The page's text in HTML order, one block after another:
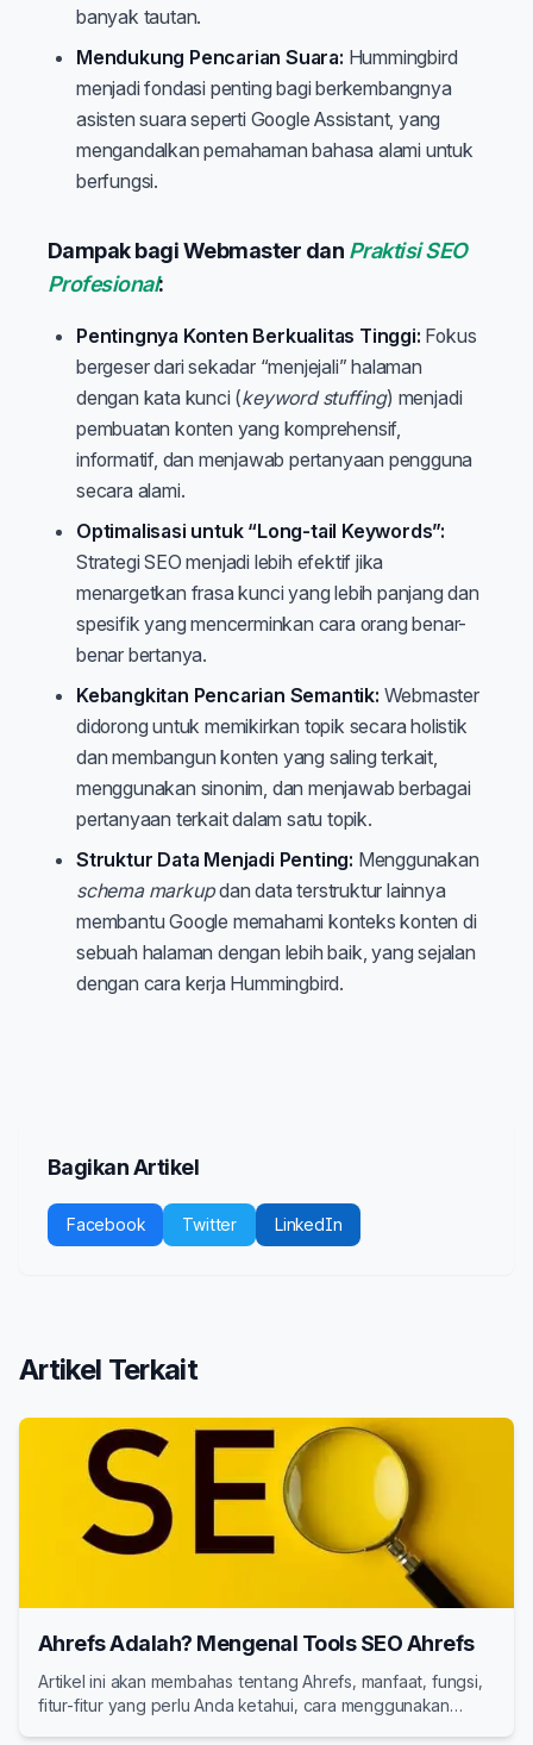
banyak tautan.
Mendukung Pencarian Suara: Hummingbird
menjadi fondasi penting bagi berkembangnya
asisten suara seperti Google Assistant, yang
mengandalkan pemahaman bahasa alami untuk
berfungsi.
Dampak bagi Webmaster dan Praktisi SEO
Profesional:
Pentingnya Konten Berkualitas Tinggi: Fokus
bergeser dari sekadar “menjejali” halaman
dengan kata kunci (keyword stuffing) menjadi
pembuatan konten yang komprehensif,
informatif, dan menjawab pertanyaan pengguna
secara alami.
Optimalisasi untuk “Long-tail Keywords”:
Strategi SEO menjadi lebih efektif jika
menargetkan frasa kunci yang lebih panjang dan
spesifik yang mencerminkan cara orang benar-
benar bertanya.
Kebangkitan Pencarian Semantik: Webmaster
didorong untuk memikirkan topik secara holistik
dan membangun konten yang saling terkait,
menggunakan sinonim, dan menjawab berbagai
pertanyaan terkait dalam satu topik.
Struktur Data Menjadi Penting: Menggunakan
schema markupdan data terstruktur lainnya
membantu Google memahami konteks konten di
sebuah halaman dengan lebih baik, yang sejalan
dengan cara kerja Hummingbird.
Bagikan Artikel
Facebook Twitter LinkedIn
Artikel Terkait
Ahrefs Adalah? Mengenal Tools SEO Ahrefs
Artikel ini akan membahas tentang Ahrefs, manfaat, fungsi,
fitur-fitur yang perlu Anda ketahui, cara menggunakan